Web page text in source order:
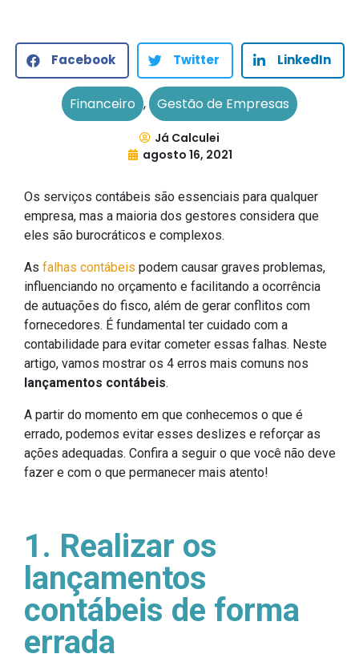
Facebook Twitter LinkedIn
Financeiro , Gestão de Empresas
Já Calculei
agosto 16, 2021
Os serviços contábeis são essenciais para qualquer
empresa, mas a maioria dos gestores considera que
eles são burocráticos e complexos.
As falhas contábeis podem causar graves problemas,
influenciando no orçamento e facilitando a ocorrência
de autuações do fisco, além de gerar conflitos com
fornecedores. É fundamental ter cuidado com a
contabilidade para evitar cometer essas falhas. Neste
artigo, vamos mostrar os 4 erros mais comuns nos
lançamentos contábeis.
A partir do momento em que conhecemos o que é
errado, podemos evitar esses deslizes e reforçar as
ações adequadas. Confira a seguir o que você não deve
fazer e com o que permanecer mais atento!
1. Realizar os
lançamentos
contábeis de forma
errada